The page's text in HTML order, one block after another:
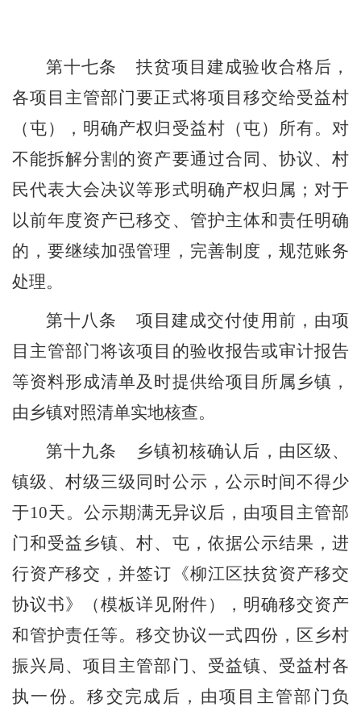
第十七条 扶贫项目建成验收合格后，
各项目主管部门要正式将项目移交给受益村
（屯）
，明确产权归受益村（屯） 所有。对
不能拆解分割的资产要通过合同、协议、村
民代表大会决议等形式明确产权归属；对于
以前年度资产已移交、管护主体和责任明确
的，要继续加强管理，完善制度，规范账务
处理。
第十八条 项目建成交付使用前，由项
目主管部门将该项目的验收报告或审计报告
等资料形成清单及时提供给项目所属 乡镇，
由 乡镇对照清单实地核查。
第十九条 乡镇初核确认后， 由区级、
镇级、村级三级同时公示，公示时间不得少
于10天。公示期满无异议后， 由项目主管部
门和受益 乡镇、村、 屯， 依据公示结果，进
行资产移交，并签订《柳江区扶贫资产移交
协议书》（模板详见附件），明确移交资产
和管护责任等。移交协议一式四份，区乡村
振兴局、项目主管部门、受益镇、受益村各
执一份。移交完成后， 由项目主管部门负